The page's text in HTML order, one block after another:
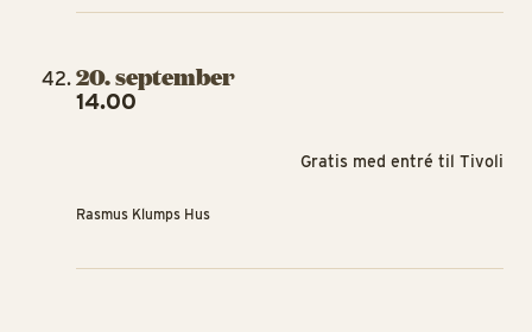
20. september
14.00
Rasmus Klumps Hus
Gratis med entré til Tivoli